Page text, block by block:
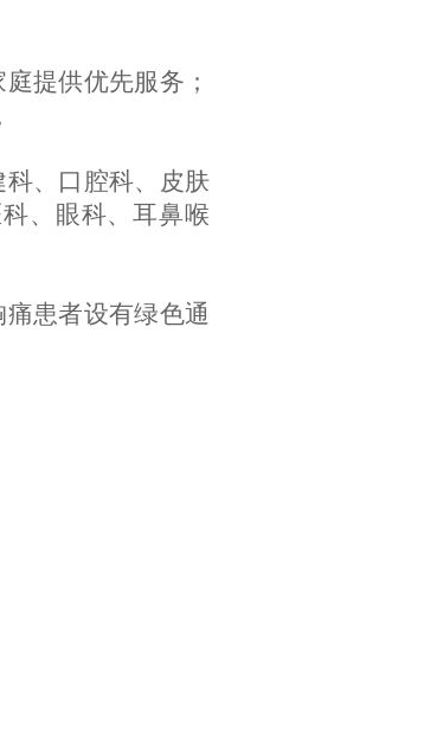
提供优先服务；
、口腔科、皮肤
、眼科、耳鼻喉
患者设有绿色通